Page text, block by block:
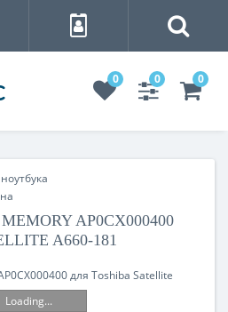
0 0 0
AP0CX000400
A660-181
Loading...